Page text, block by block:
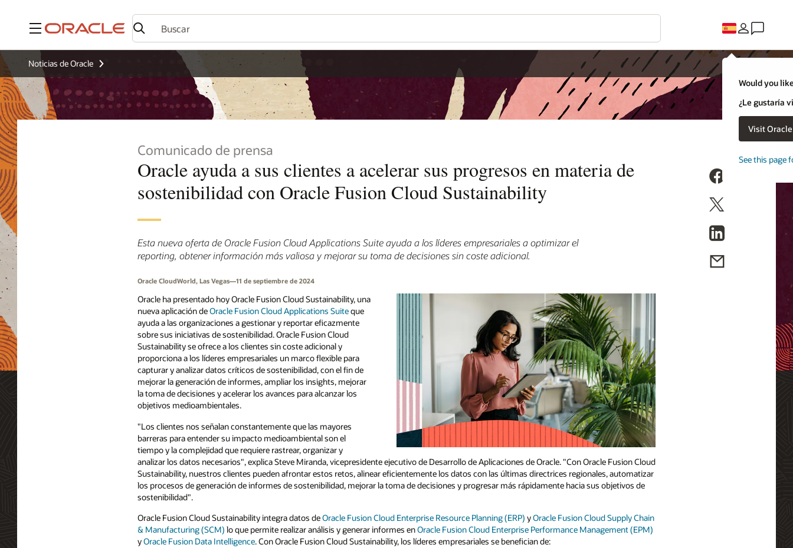
Menú
Would you
¿Le gustaría
Visit
See this page
Noticias de Oracle
Comunicado de prensa
Oracle ayuda a sus clientes a acelerar sus progresos en materia de
sostenibilidad con Oracle Fusion Cloud Sustainability
Esta nueva oferta de Oracle Fusion Cloud Applications Suite ayuda a los líderes empresariales a optimizar el
reporting, obtener información más valiosa y mejorar su toma de decisiones sin coste adicional.
Oracle CloudWorld, Las Vegas—11 de septiembre de 2024
Oracle ha presentado hoy Oracle Fusion Cloud Sustainability, una
nueva aplicación deOracle Fusion Cloud Applications Suiteque
ayuda a las organizaciones a gestionar y reportar eficazmente
sobre sus iniciativas de sostenibilidad. Oracle Fusion Cloud
Sustainability se ofrece a los clientes sin coste adicional y
proporciona a los líderes empresariales un marco flexible para
capturar y analizar datos críticos de sostenibilidad, con el fin de
mejorar la generación de informes, ampliar los insights, mejorar
la toma de decisiones y acelerar los avances para alcanzar los
objetivos medioambientales.
"Los clientes nos señalan constantemente que las mayores
barreras para entender su impacto medioambiental son el
tiempo y la complejidad que requiere rastrear, organizar y
analizar los datos necesarios", explica Steve Miranda, vicepresidente ejecutivo de Desarrollo de Aplicaciones de Oracle. "Con Oracle Fusion Cloud
Sustainability, nuestros clientes pueden afrontar estos retos, alinear eficientemente los datos con las últimas directrices regionales, automatizar
los procesos de generación de informes de sostenibilidad, mejorar la toma de decisiones y progresar más rápidamente hacia sus objetivos de
sostenibilidad".
Oracle Fusion Cloud Sustainability integra datos deOracle Fusion Cloud Enterprise Resource Planning (ERP) yOracle Fusion Cloud Supply Chain
& Manufacturing (SCM) lo que permite realizar análisis y generar informes enOracle Fusion Cloud Enterprise Performance Management (EPM)
yOracle Fusion Data Intelligence. Con Oracle Fusion Cloud Sustainability, los líderes empresariales se benefician de: